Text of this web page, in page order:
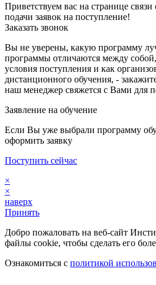
Приветствуем вас на странице
подачи заявок на поступление!
Заказать звонок
Вы не уверены, какую программу
программы отличаются между
условия поступления и как
дистанционного обучения, -
наш менеджер свяжется с Вами для
Заявление на обучение
Если Вы уже выбрали программу
оформить заявку
Поступить сейчас
×
×
наверх
Принять
Добро пожаловать на веб-сайт
файлы cookie, чтобы сделать его
Ознакомиться с политикой